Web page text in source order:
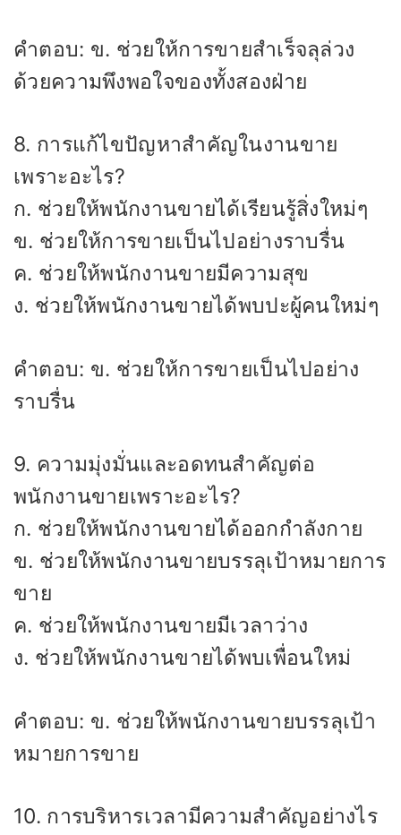
คำตอบ: ข. ช่วยให้การขายสำเร็จลุล่วง
ด้วยความพึงพอใจของทั้งสองฝ่าย
8. การแก้ไขปัญหาสำคัญในงานขาย
เพราะอะไร?
ก. ช่วยให้พนักงานขายได้เรียนรู้สิ่งใหม่ๆ
ข. ช่วยให้การขายเป็นไปอย่างราบรื่น
ค. ช่วยให้พนักงานขายมีความสุข
ง. ช่วยให้พนักงานขายได้พบปะผู้คนใหม่ๆ
คำตอบ: ข. ช่วยให้การขายเป็นไปอย่าง
ราบรื่น
9. ความมุ่งมั่นและอดทนสำคัญต่อ
พนักงานขายเพราะอะไร?
ก. ช่วยให้พนักงานขายได้ออกกำลังกาย
ข. ช่วยให้พนักงานขายบรรลุเป้าหมายการ
ขาย
ค. ช่วยให้พนักงานขายมีเวลาว่าง
ง. ช่วยให้พนักงานขายได้พบเพื่อนใหม่
คำตอบ: ข. ช่วยให้พนักงานขายบรรลุเป้า
หมายการขาย
10. การบริหารเวลามีความสำคัญอย่างไร